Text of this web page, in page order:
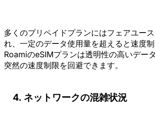
多くのプリペイドプランにはフェアユー
れ、一定のデータ使用量を超えると速度制
RoamiのeSIMプランは透明性の高いデー
突然の速度制限を回避できます。
ネットワークの混雑状況